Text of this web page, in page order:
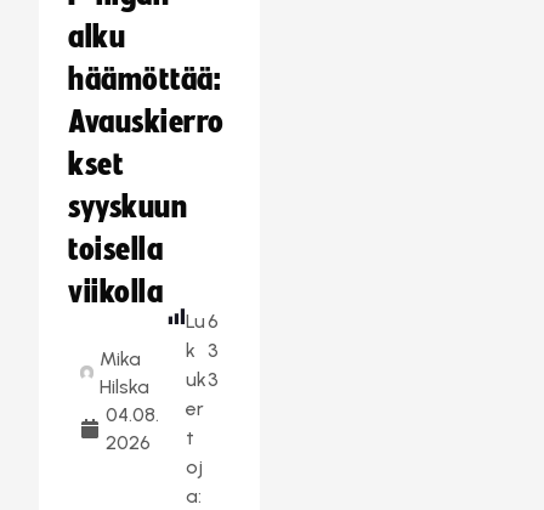
alku
häämöttää:
Avauskierro
kset
syyskuun
toisella
viikolla
Mika
Hilska
04.08.
2026
Lu
k
uk
er
t
oj
a:
6
3
3